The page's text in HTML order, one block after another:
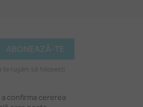
te rugăm să folosești
confirma cererea